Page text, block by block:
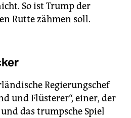
So ist Trump der
Rutte zähmen soll.
Regierungschef
und Flüsterer“, einer, der
das trumpsche Spiel